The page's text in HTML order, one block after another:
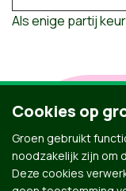
Als enige partij
Trek jij
Vraag
rode
Cookies op
Groen gebruikt
noodzakelijk zijn om
Deze cookies